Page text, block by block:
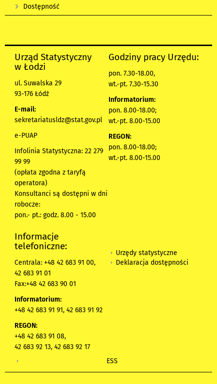
Dostępność
Urząd Statystyczny
w Łodzi
ul. Suwalska 29
93-176 Łódź
E-mail:
sekretariatusldz@stat.gov.pl
e-PUAP
Infolinia Statystyczna: 22 279
99 99
(opłata zgodna z taryfą
operatora)
Konsultanci są dostępni w dni
robocze:
pon.- pt.: godz. 8.00 - 15.00
Godziny pracy Urzędu:
pon. 7.30-18.00,
wt.-pt. 7.30-15.30
Informatorium:
pon. 8.00-18.00;
wt.-pt. 8.00-15.00
REGON:
pon. 8.00-18.00;
wt.-pt. 8.00-15.00
Informacje
telefoniczne:
Centrala: +48 42 683 91 00,
42 683 91 01
Fax:+48 42 683 90 01
Informatorium:
+48 42 683 91 91, 42 683 91 92
REGON:
+48 42 683 91 08,
42 683 92 13, 42 683 92 17
Urzędy statystyczne
Deklaracja dostępności
ESS